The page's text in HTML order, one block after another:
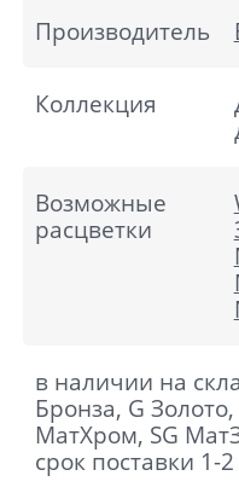
Производитель
Коллекция
Возможные
расцветки
в наличии на
Бронза, G
МатХром, SG
срок поставки 1-